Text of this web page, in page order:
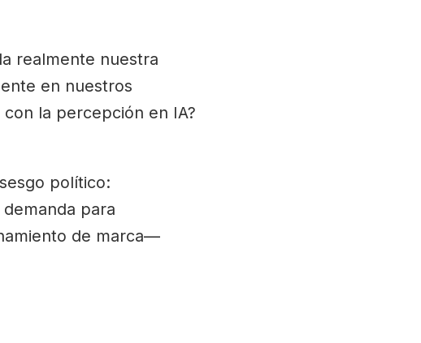
realmente nuestra
en nuestros
la percepción en IA?
político:
para
de marca—